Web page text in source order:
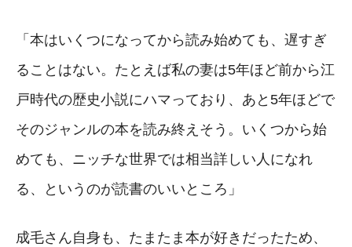
「本はいくつになってから読み始めても、遅すぎ
ることはない。たとえば私の妻は5年ほど前から江
戸時代の歴史小説にハマっており、あと5年ほどで
そのジャンルの本を読み終えそう。いくつから始
めても、ニッチな世界では相当詳しい人になれ
る、というのが読書のいいところ」
成毛さん自身も、たまたま本が好きだったため、